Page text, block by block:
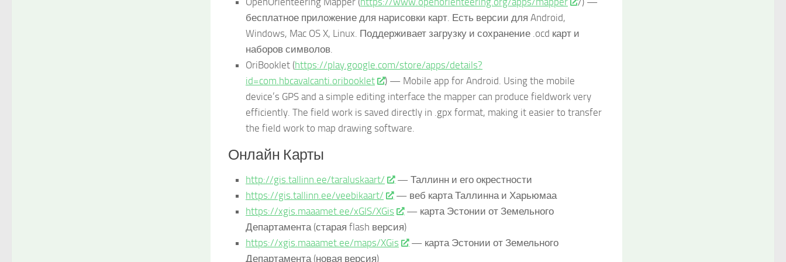
бесплатное приложение для нарисовки карт. Есть версии для Android,
Windows, Mac OS X, Linux. Поддерживает загрузку и сохранение .ocd карт и
наборов символов.
OriBooklet (https://play.google.com/store/apps/details?
id=com.hbcavalcanti.oribooklet
) — Mobile app for Android. Using the mobile
device’s GPS and a simple editing interface the mapper can produce fieldwork very
efficiently. The field work is saved directly in .gpx format, making it easier to transfer
the field work to map drawing software.
Онлайн Карты
http://gis.tallinn.ee/taraluskaart/
— Таллинн и его окрестности
https://gis.tallinn.ee/veebikaart/
— веб карта Таллинна и Харьюмаа
https://xgis.maaamet.ee/xGIS/XGis
— карта Эстонии от Земельного
Департамента (старая flash версия)
https://xgis.maaamet.ee/maps/XGis
— карта Эстонии от Земельного
Департамента (новая версия)